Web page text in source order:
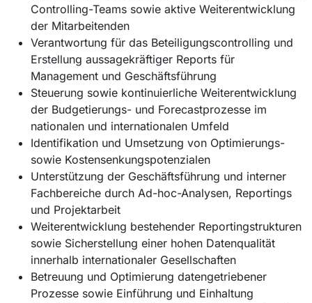
Controlling-Teams sowie aktive Weiterentwicklung
der Mitarbeitenden
Verantwortung für das Beteiligungscontrolling und
Erstellung aussagekräftiger Reports für
Management und Geschäftsführung
Steuerung sowie kontinuierliche Weiterentwicklung
der Budgetierungs- und Forecastprozesse im
nationalen und internationalen Umfeld
Identifikation und Umsetzung von Optimierungs-
sowie Kostensenkungspotenzialen
Unterstützung der Geschäftsführung und interner
Fachbereiche durch Ad-hoc-Analysen, Reportings
und Projektarbeit
Weiterentwicklung bestehender Reportingstrukturen
sowie Sicherstellung einer hohen Datenqualität
innerhalb internationaler Gesellschaften
Betreuung und Optimierung datengetriebener
Prozesse sowie Einführung und Einhaltung